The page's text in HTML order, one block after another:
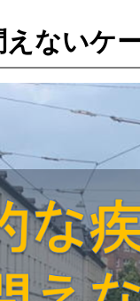
ないケ